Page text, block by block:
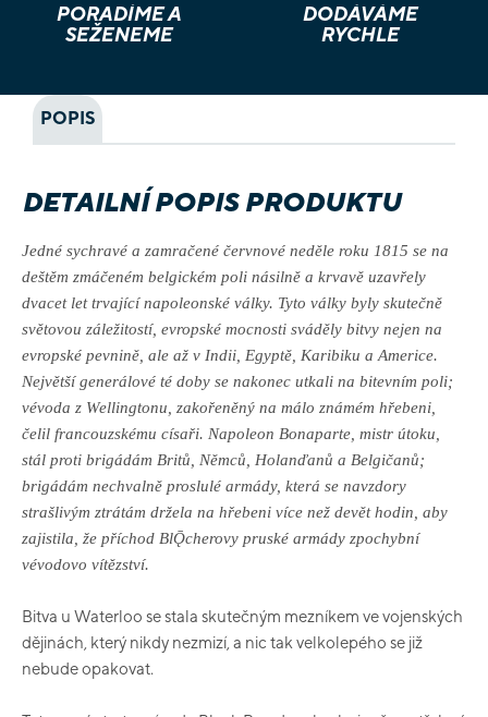
PORADÍME A
SEŽENEME
DODÁVÁME
RYCHLE
POPIS
DETAILNÍ POPIS PRODUKTU
Jedné sychravé a zamračené červnové neděle roku 1815 se na
deštěm zmáčeném belgickém poli násilně a krvavě uzavřely
dvacet let trvající napoleonské války. Tyto války byly skutečně
světovou záležitostí, evropské mocnosti sváděly bitvy nejen na
evropské pevnině, ale až v Indii, Egyptě, Karibiku a Americe.
Největší generálové té doby se nakonec utkali na bitevním poli;
vévoda z Wellingtonu, zakořeněný na málo známém hřebeni,
čelil francouzskému císaři. Napoleon Bonaparte, mistr útoku,
stál proti brigádám Britů, Němců, Holanďanů a Belgičanů;
brigádám nechvalně proslulé armády, která se navzdory
strašlivým ztrátám držela na hřebeni více než devět hodin, aby
zajistila, že příchod BlǬcherovy pruské armády zpochybní
vévodovo vítězství.
Bitva u Waterloo se stala skutečným mezníkem ve vojenských
dějinách, který nikdy nezmizí, a nic tak velkolepého se již
nebude opakovat.